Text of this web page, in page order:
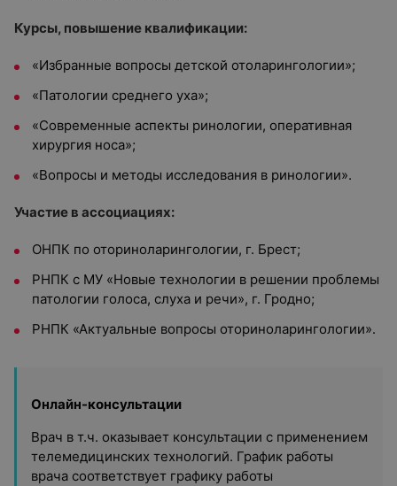
Курсы, повышение квалификации:
«Избранные вопросы детской отоларингологии»;
«Патологии среднего уха»;
«Современные аспекты ринологии, оперативная
хирургия носа»;
«Вопросы и методы исследования в ринологии».
Участие в ассоциациях:
ОНПК по оториноларингологии, г. Брест;
РНПК с МУ «Новые технологии в решении проблемы
патологии голоса, слуха и речи», г. Гродно;
РНПК «Актуальные вопросы оториноларингологии».
Онлайн-консультации
Врач в т.ч. оказывает консультации с применением
телемедицинских технологий. График работы
врача соответствует графику работы